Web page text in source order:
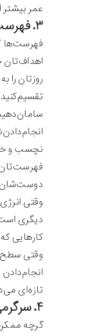
عمر
۳. فهرست بنویسید
فهرست‌ها
اهداف‌تان
روزتان
نچسب و
فهرست‌تان
دوست‌شان
وقتی
دیگری
کارهایی
وقتی سطح
تازه‌ای
۴. سرگرمی داشته‌باشید
گرچه